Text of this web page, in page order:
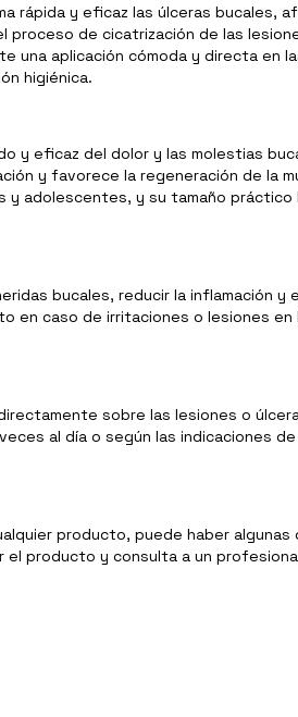
y eficaz las úlceras bucales,
de cicatrización de las
una aplicación cómoda y directa
higiénica.
y eficaz del dolor y las molestias
y favorece la regeneración de la
adolescentes, y su tamaño
bucales, reducir la inflamación y
caso de irritaciones o lesiones en
sobre las lesiones o
al día o según las indicaciones
producto, puede haber
producto y consulta a un